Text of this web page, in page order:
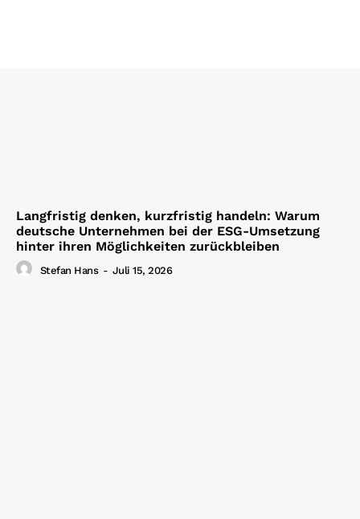
Langfristig denken, kurzfristig handeln: Warum
deutsche Unternehmen bei der ESG-Umsetzung
hinter ihren Möglichkeiten zurückbleiben
Stefan Hans - Juli 15, 2026